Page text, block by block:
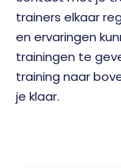
trainers elkaar
en ervaringen
trainingen te
training naar
je klaar.